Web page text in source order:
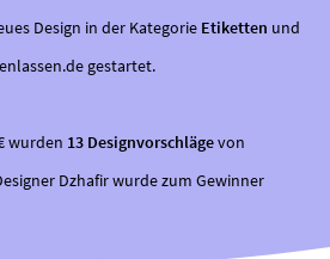
Design in der Kategorie Etiketten und
gestartet.
wurden 13 Designvorschlägevon
Dzhafir wurde zum Gewinner